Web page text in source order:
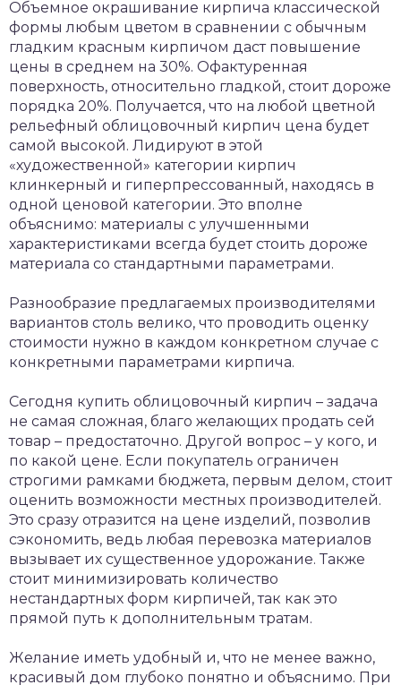
Объемное окрашивание кирпича классической
формы любым цветом в сравнении с обычным
гладким красным кирпичом даст повышение
цены в среднем на 30%. Офактуренная
поверхность, относительно гладкой, стоит дороже
порядка 20%. Получается, что на любой цветной
рельефный облицовочный кирпич цена будет
самой высокой. Лидируют в этой
«художественной» категории кирпич
клинкерный и гиперпрессованный, находясь в
одной ценовой категории. Это вполне
объяснимо: материалы с улучшенными
характеристиками всегда будет стоить дороже
материала со стандартными параметрами.
Разнообразие предлагаемых производителями
вариантов столь велико, что проводить оценку
стоимости нужно в каждом конкретном случае с
конкретными параметрами кирпича.
Сегодня купить облицовочный кирпич – задача
не самая сложная, благо желающих продать сей
товар – предостаточно. Другой вопрос – у кого, и
по какой цене. Если покупатель ограничен
строгими рамками бюджета, первым делом, стоит
оценить возможности местных производителей.
Это сразу отразится на цене изделий, позволив
сэкономить, ведь любая перевозка материалов
вызывает их существенное удорожание. Также
стоит минимизировать количество
нестандартных форм кирпичей, так как это
прямой путь к дополнительным тратам.
Желание иметь удобный и, что не менее важно,
красивый дом глубоко понятно и объяснимо. При